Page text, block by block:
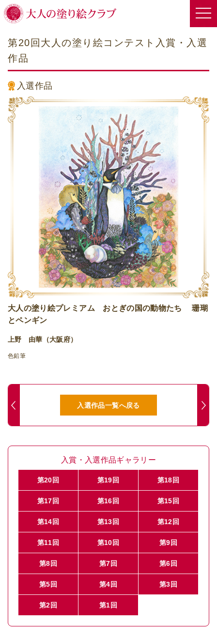
第20回大人の塗り絵コンテスト入賞・入選
作品
入選作品
大人の塗り絵プレミアム おとぎの国の動物たち 珊瑚
とペンギン
上野 由華（大阪府）
色鉛筆
入選作品一覧へ戻る
入賞・入選作品ギャラリー
第20回 第19回 第18回
第17回 第16回 第15回
第14回 第13回 第12回
第11回 第10回 第9回
第8回 第7回 第6回
第5回 第4回 第3回
第2回 第1回